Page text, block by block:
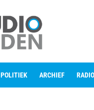
POLITIEK ARCHIEF RADIO